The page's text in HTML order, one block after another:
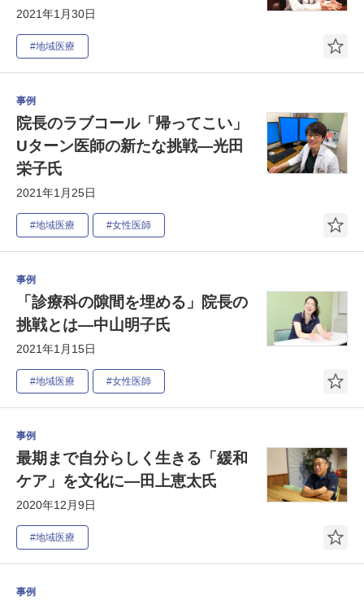
2021年1月30日
#地域医療
事例
院長のラブコール「帰ってこい」
Uターン医師の新たな挑戦―光田
栄子氏
2021年1月25日
#地域医療 #女性医師
事例
「診療科の隙間を埋める」院長の
挑戦とは―中山明子氏
2021年1月15日
#地域医療 #女性医師
事例
最期まで自分らしく生きる「緩和
ケア」を文化に―田上恵太氏
2020年12月9日
#地域医療
事例